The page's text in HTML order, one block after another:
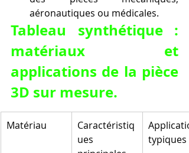
aéronautiques ou médicales.
Tableau synthétique :
matériaux et
applications de la pièce
3D sur mesure.
Matériau
Caractéristiq
ues
typiques